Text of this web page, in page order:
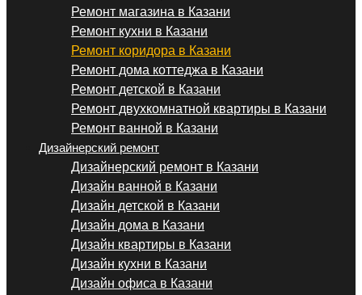
Ремонт магазина в Казани
Ремонт кухни в Казани
Ремонт коридора в Казани
Ремонт дома коттеджа в Казани
Ремонт детской в Казани
Ремонт двухкомнатной квартиры в Казани
Ремонт ванной в Казани
Дизайнерский ремонт
Дизайнерский ремонт в Казани
Дизайн ванной в Казани
Дизайн детской в Казани
Дизайн дома в Казани
Дизайн квартиры в Казани
Дизайн кухни в Казани
Дизайн офиса в Казани